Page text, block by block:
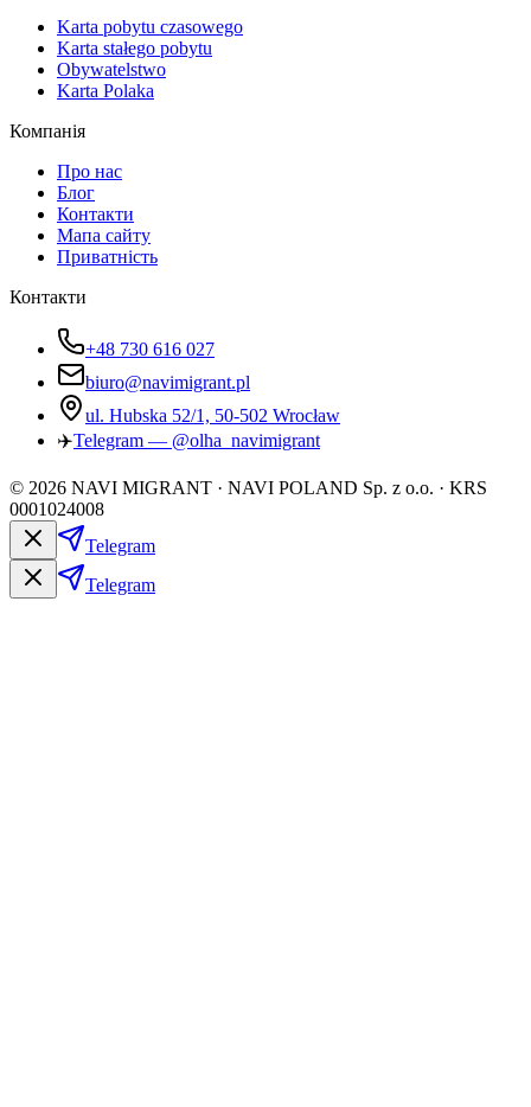
Karta pobytu czasowego
Karta stałego pobytu
Obywatelstwo
Karta Polaka
Компанія
Про нас
Блог
Контакти
Мапа сайту
Приватність
Контакти
+48 730 616 027
biuro@navimigrant.pl
ul. Hubska 52/1, 50-502 Wrocław
✈️Telegram — @olha_navimigrant
© 2026 NAVI MIGRANT · NAVI POLAND Sp. z o.o. · KRS
0001024008
Telegram
Telegram